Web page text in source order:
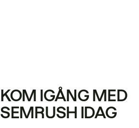
KOM IGÅNG MED
SEMRUSH IDAG